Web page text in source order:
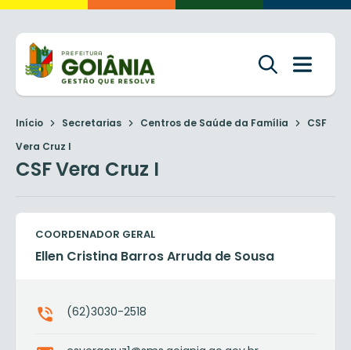
Início Secretarias Centros de Saúde da Família
CSF
Vera Cruz I
CSF Vera Cruz I
COORDENADOR GERAL
Ellen Cristina Barros Arruda de Sousa
(62)3030-2518